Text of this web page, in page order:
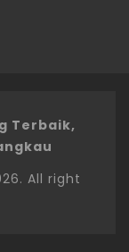
Terbaik,
All right